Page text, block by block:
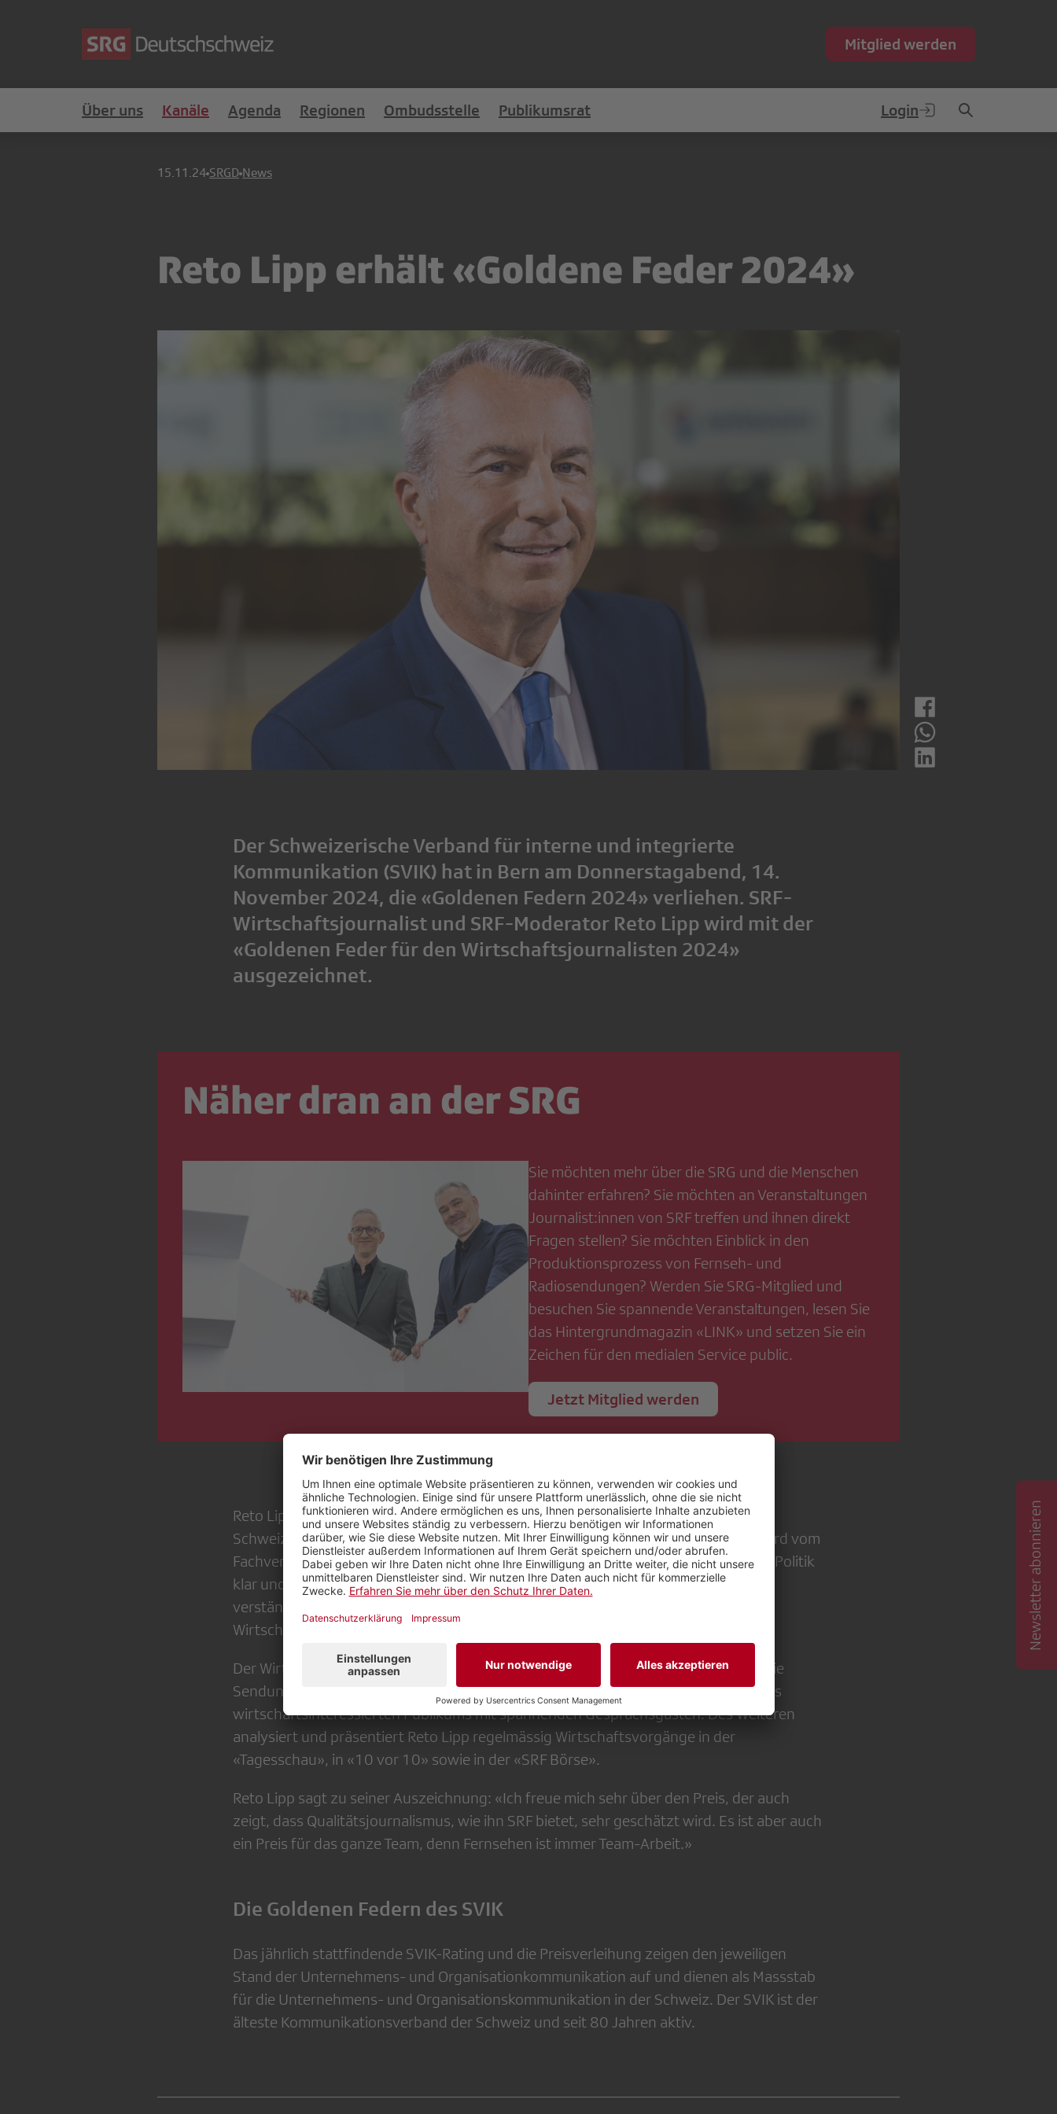
Mitglied werden
Über uns Kanäle Agenda Regionen Ombudsstelle Publikumsrat Login
15.11.24 SRGD News
Reto Lipp erhält «Goldene Feder 2024»
Der Schweizerische Verband für interne und integrierte
Kommunikation (SVIK) hat in Bern am Donnerstagabend, 14.
November 2024, die «Goldenen Federn 2024» verliehen. SRF-
Wirtschaftsjournalist und SRF-Moderator Reto Lipp wird mit der
«Goldenen Feder für den Wirtschaftsjournalisten 2024»
ausgezeichnet.
Näher dran an der SRG
Sie möchten mehr über die SRG und die Menschen
dahinter erfahren? Sie möchten an Veranstaltungen
Journalist:innen von SRF treffen und ihnen direkt
Fragen stellen? Sie möchten Einblick in den
Produktionsprozess von Fernseh- und
Radiosendungen? Werden Sie SRG-Mitglied und
besuchen Sie spannende Veranstaltungen, lesen Sie
das Hintergrundmagazin «LINK» und setzen Sie ein
Zeichen für den medialen Service public.
Jetzt Mitglied werden
Reto Lipp erhält die «Goldene Feder für den Wirtschaftsjournalisten 2024» des
Schweizerischen Verbands für interne und integrierte Kommunikation (SVIK). Er wird vom
Fachverband dafür ausgezeichnet, dass es ihm gelingt, Fragen aus Wirtschaft und Politik
klar und verständlich zu erläutern, betriebs- sowie volkswirtschaftliches Wissen
verständlich aufzuarbeiten und Einblicke in Unternehmensvorgänge und in die
Wirtschaftspolitik zu vermitteln.
Der Wirtschaftsjournalist ist Moderator des SRF-Wirtschaftsmagazin «Eco Talk». Die
Sendung reflektiert und vertieft die wirtschaftliche und berufliche Wirklichkeit eines
wirtschaftsinteressierten Publikums mit spannenden Gesprächsgästen. Des Weiteren
analysiert und präsentiert Reto Lipp regelmässig Wirtschaftsvorgänge in der
«Tagesschau», in «10 vor 10» sowie in der «SRF Börse».
Reto Lipp sagt zu seiner Auszeichnung: «Ich freue mich sehr über den Preis, der auch
zeigt, dass Qualitätsjournalismus, wie ihn SRF bietet, sehr geschätzt wird. Es ist aber auch
ein Preis für das ganze Team, denn Fernsehen ist immer Team-Arbeit.»
Die Goldenen Federn des SVIK
Das jährlich stattfindende SVIK-Rating und die Preisverleihung zeigen den jeweiligen
Stand der Unternehmens- und Organisationkommunikation auf und dienen als Massstab
für die Unternehmens- und Organisationskommunikation in der Schweiz. Der SVIK ist der
älteste Kommunikationsverband der Schweiz und seit 80 Jahren aktiv.
Newsletter abonnieren